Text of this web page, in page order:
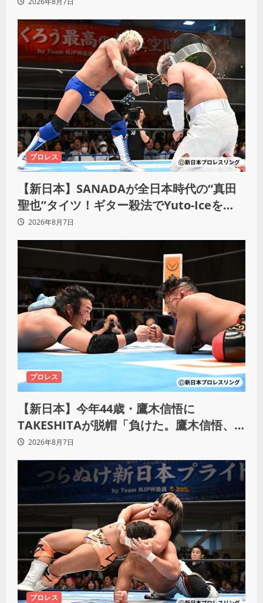
プロレス
【新日本】SANADAが全日本時代の“真田
聖也”タイツ！ギター殺法でYuto-Iceを
KO「俺と闘う時は考えろ。感じるな」
2026年8月7日
プロレス
【新日本】今年44歳・鷹木信悟に
TAKESHITAが脱帽「負けた。鷹木信悟、
強いわ！」
2026年8月7日
プロレス